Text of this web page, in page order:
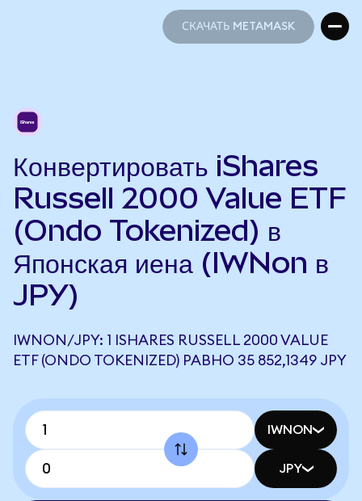
СКАЧАТЬ METAMASK
Конвертировать iShares
Russell 2000 Value ETF
(Ondo Tokenized) в
Японская иена (IWNon в
JPY)
IWNON/JPY: 1 ISHARES RUSSELL 2000 VALUE
ETF (ONDO TOKENIZED) РАВНО 35 852,1349 JPY
IWNON
JPY